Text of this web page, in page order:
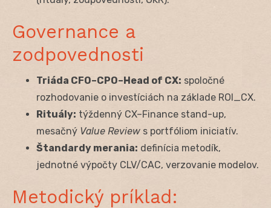
Governance a
zodpovednosti
Triáda CFO–CPO–Head of CX: spoločné
rozhodovanie o investíciách na základe ROI_CX.
Rituály: týždenný CX–Finance stand-up,
mesačný Value Review s portfóliom iniciatív.
Štandardy merania: definícia metodík,
jednotné výpočty CLV/CAC, verzovanie modelov.
Metodický príklad: